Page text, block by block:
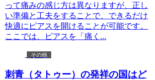
って痛みの感じ方は異なりますが、正し
い準備と工夫をすることで、できるだけ
快適にピアスを開けることが可能です。
ここでは、ピアスを「痛く...
その他
刺青（タトゥー）の発祥の国はど